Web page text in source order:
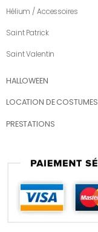
Hélium / Accessoires
Saint Patrick
Saint Valentin
HALLOWEEN
LOCATION DE COSTUMES
PRESTATIONS